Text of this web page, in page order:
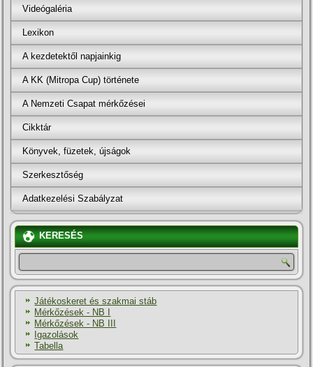
Videógaléria
Lexikon
A kezdetektől napjainkig
A KK (Mitropa Cup) története
A Nemzeti Csapat mérkőzései
Cikktár
Könyvek, füzetek, újságok
Szerkesztőség
Adatkezelési Szabályzat
KERESÉS
Játékoskeret és szakmai stáb
Mérkőzések - NB I
Mérkőzések - NB III
Igazolások
Tabella